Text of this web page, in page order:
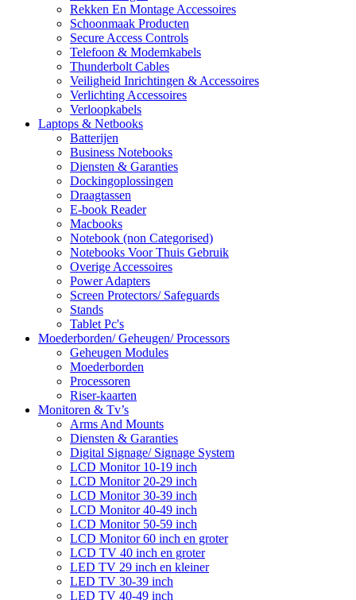
Rekken En Montage Accessoires
Schoonmaak Producten
Secure Access Controls
Telefoon & Modemkabels
Thunderbolt Cables
Veiligheid Inrichtingen & Accessoires
Verlichting Accessoires
Verloopkabels
Laptops & Netbooks
Batterijen
Business Notebooks
Diensten & Garanties
Dockingoplossingen
Draagtassen
E-book Reader
Macbooks
Notebook (non Categorised)
Notebooks Voor Thuis Gebruik
Overige Accessoires
Power Adapters
Screen Protectors/ Safeguards
Stands
Tablet Pc's
Moederborden/ Geheugen/ Processors
Geheugen Modules
Moederborden
Processoren
Riser-kaarten
Monitoren & Tv’s
Arms And Mounts
Diensten & Garanties
Digital Signage/ Signage System
LCD Monitor 10-19 inch
LCD Monitor 20-29 inch
LCD Monitor 30-39 inch
LCD Monitor 40-49 inch
LCD Monitor 50-59 inch
LCD Monitor 60 inch en groter
LCD TV 40 inch en groter
LED TV 29 inch en kleiner
LED TV 30-39 inch
LED TV 40-49 inch